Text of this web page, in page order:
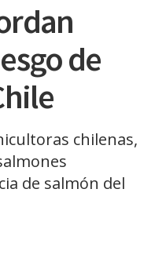
de
chilenas,
de salmón del